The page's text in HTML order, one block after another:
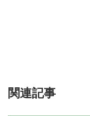
関連記事